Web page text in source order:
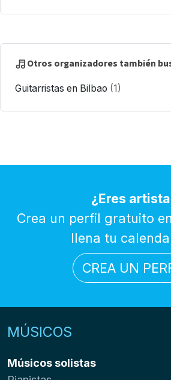
Otros organizadores también
Guitarristas en Bilbao (1)
¿Eres
Crea un perfil gratuito
llena tu
CREA UN
MÚSICOS
Músicos solistas